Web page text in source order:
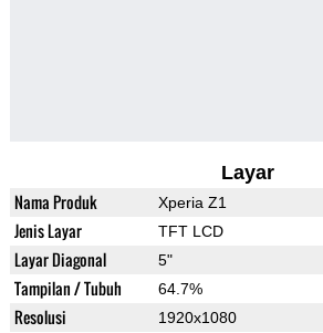
Layar
Nama Produk Xperia Z1
Jenis Layar TFT LCD
Layar Diagonal 5"
Tampilan / Tubuh 64.7%
Resolusi 1920x1080